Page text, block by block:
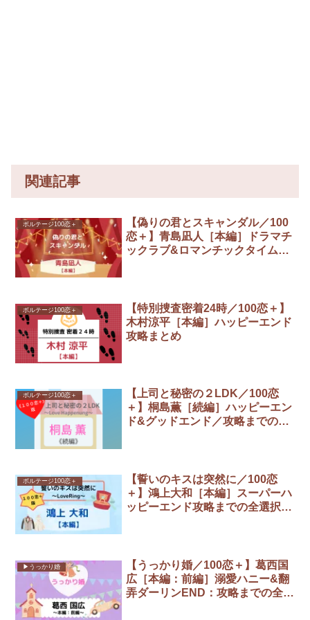
関連記事
ボルテージ100恋＋
【偽りの君とスキャンダル／100
恋＋】青島凪人［本編］ドラマチ
ックラブ&ロマンチックタイムエ
ボルテージ100恋＋
【特別捜査密着24時／100恋＋】
木村涼平［本編］ハッピーエンド
攻略まとめ
ボルテージ100恋＋
【上司と秘密の２LDK／100恋
＋】桐島薫［続編］ハッピーエン
ド&グッドエンド／攻略までの全
ボルテージ100恋＋
【誓いのキスは突然に／100恋
＋】鴻上大和［本編］スーパーハ
ッピーエンド攻略までの全選択肢
▶︎うっかり婚
【うっかり婚／100恋＋】葛西国
広［本編：前編］溺愛ハニー&翻
弄ダーリンEND：攻略までの全選